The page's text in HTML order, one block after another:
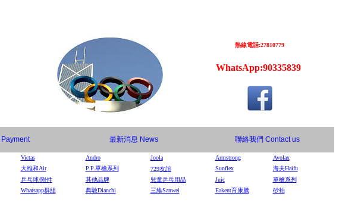
熱線電話:27810779
WhatsApp:90335839
Payment 最新消息 News 聯絡我們 Contact us
Victas Andro Joola Armstrong
Avolax
大維和Air P.P.單檜系列 729友誼 Sunflex
海夫Haifu
乒乓球/附件 其他品牌 兒童乒乓用品 Juic
單檜系列
Whatsapp群組 典馳Dianchi 三維Sanwei Eakent育康騰 砂拍